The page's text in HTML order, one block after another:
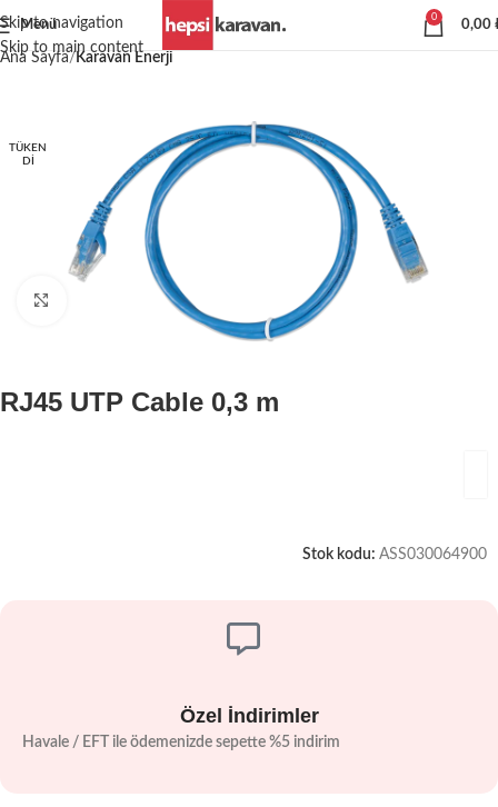
Skip to navigation
Skip to main content
Menü
0
0,00
Ana Sayfa Karavan Enerji
TÜKEN
DI
Büyütmek için tıklayın
RJ45 UTP Cable 0,3 m
Stok kodu: ASS030064900
Özel İndirimler
Havale / EFT ile ödemenizde sepette %5 indirim